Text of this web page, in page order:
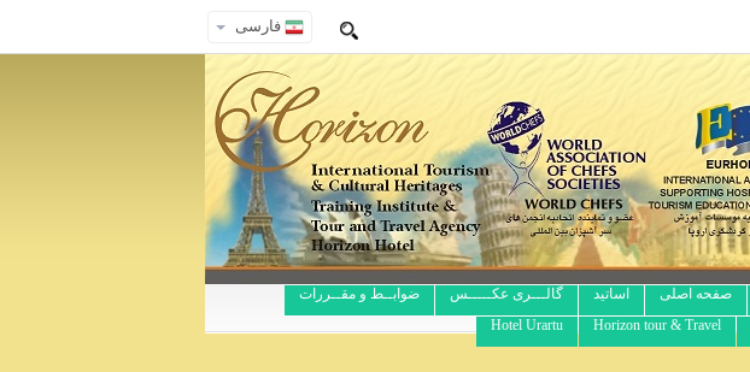
فارسی
صفحه اصلی اساتید گالـــری عکـــــس
ضوابــط و مقــررات
Horizon tour & Travel
Hotel Urartu